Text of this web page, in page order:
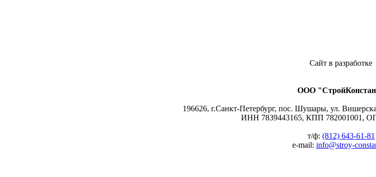
Сайт в разработке
ООО
196626, г.Санкт-Петербург, пос. Шушары, ул.
ИНН 7839443165, КПП 782001001,
т/ф: (812) 643-61-81
e-mail: info@stroy-